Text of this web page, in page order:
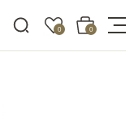
0 0